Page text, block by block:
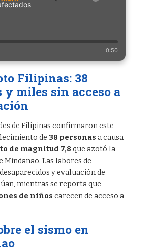
0:50
Filipinas: 38
y miles sin acceso a
de Filipinas confirmaron este
de 38 personas a causa
de magnitud 7,8 que azotó la
Mindanao. Las labores de
y evaluación de
mientras se reporta que
de niños carecen de acceso a
el sismo en